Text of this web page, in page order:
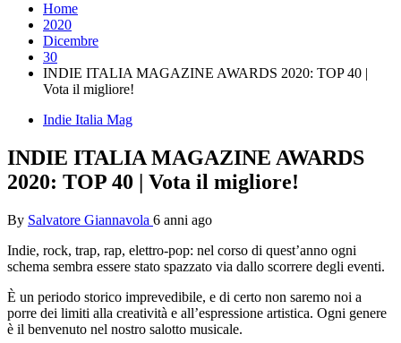
Home
2020
Dicembre
30
INDIE ITALIA MAGAZINE AWARDS 2020: TOP 40 |
Vota il migliore!
Indie Italia Mag
INDIE ITALIA MAGAZINE AWARDS
2020: TOP 40 | Vota il migliore!
By Salvatore Giannavola 6 anni ago
Indie, rock, trap, rap, elettro-pop: nel corso di quest’anno ogni
schema sembra essere stato spazzato via dallo scorrere degli eventi.
È un periodo storico imprevedibile, e di certo non saremo noi a
porre dei limiti alla creatività e all’espressione artistica. Ogni genere
è il benvenuto nel nostro salotto musicale.